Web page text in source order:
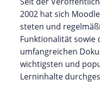
2002 hat sich
steten und
Funktionalität sowie
umfangreichen
wichtigsten und
Lerninhalte